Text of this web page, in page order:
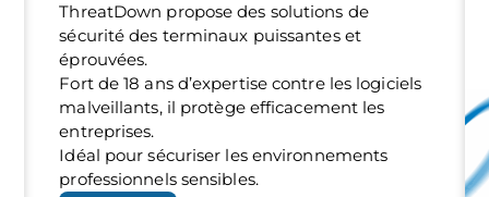
ThreatDown propose des solutions de
sécurité des terminaux puissantes et
éprouvées.
Fort de 18 ans d’expertise contre les logiciels
malveillants, il protège efficacement les
entreprises.
Idéal pour sécuriser les environnements
professionnels sensibles.